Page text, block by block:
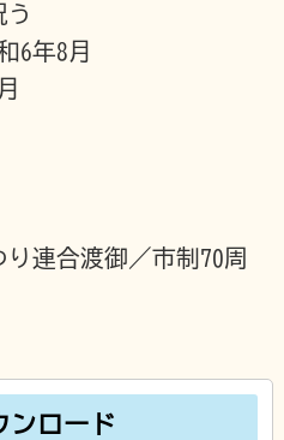
う
6年8月
り連合渡御／市制70周
ンロード